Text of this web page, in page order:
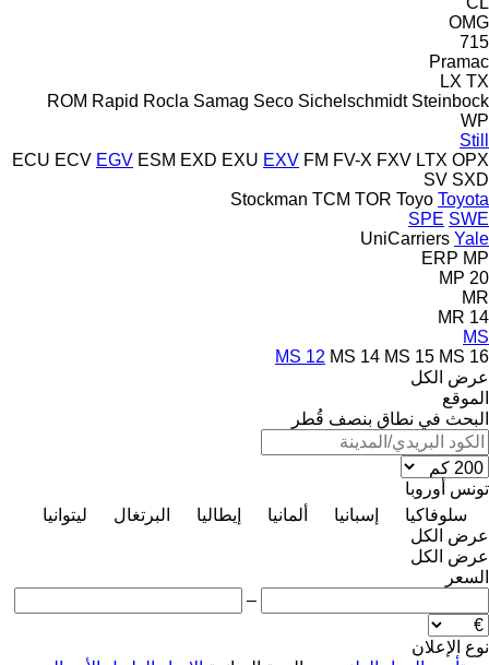
OMG
715
Pramac
LX TX
ROM Rapid Rocla Samag Seco Sichelschmidt Steinbock
WP
Still
ECU ECV EGV ESM EXD EXU EXV FM FV-X FXV LTX OPX
SV SXD
Stockman TCM TOR Toyo Toyota
SPE SWE
UniCarriers Yale
ERP MP
MP 20
MR
MR 14
MS
MS 12 MS 14 MS 15 MS 16
عرض الكل
الموقع
البحث في نطاق بنصف قُطر
تونس أوروبا
سلوفاكيا
إسبانيا ألمانيا إيطاليا البرتغال
ليتوانيا
عرض الكل
عرض الكل
السعر
–
نوع الإعلان